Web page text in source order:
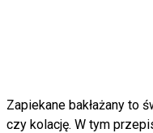
Zapiekane bakłażany to
czy kolację. W tym